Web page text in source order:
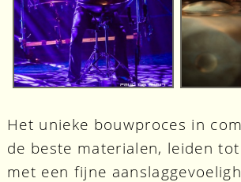
Het unieke bouwproces in
de beste materialen, leiden
met een fijne